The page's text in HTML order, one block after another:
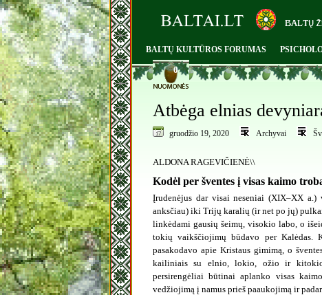
BALTŲ KULTŪROS FORUMAS
0
Atbėga elnias
gruodžio 19, 2020 Archyvai
ALDONA RAGEVIČIENĖ\\
Kodėl per šventes į visas kaimo
Įrudenėjus dar visai neseniai (XIX–XX
anksčiau) iki Trijų karalių (ir net po jų)
linkėdami gausių šeimų, visokio labo, o
tokių vaikščiojimų būdavo per Kalėdas.
pasakodavo apie Kristaus gimimą, o
kailiniais su elnio, lokio, ožio ir
persirengėliai būtinai aplanko visas
vedžiojimą į namus prieš paaukojimą ir